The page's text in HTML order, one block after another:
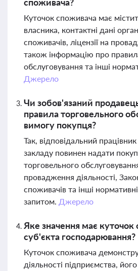
Куточок споживача має
власника, контактні дані
споживачів, ліцензії на
також інформацію про
обслуговування та інші
Джерело
Чи зобов'язаний
правила торговельного
вимогу покупця?
Так, відповідальний
закладу повинен надати
торговельного
провадження діяльності,
споживачів та інші
запитом. Джерело
Яке значення має
суб'єкта господарювання?
Куточок споживача
діяльності підприємства,